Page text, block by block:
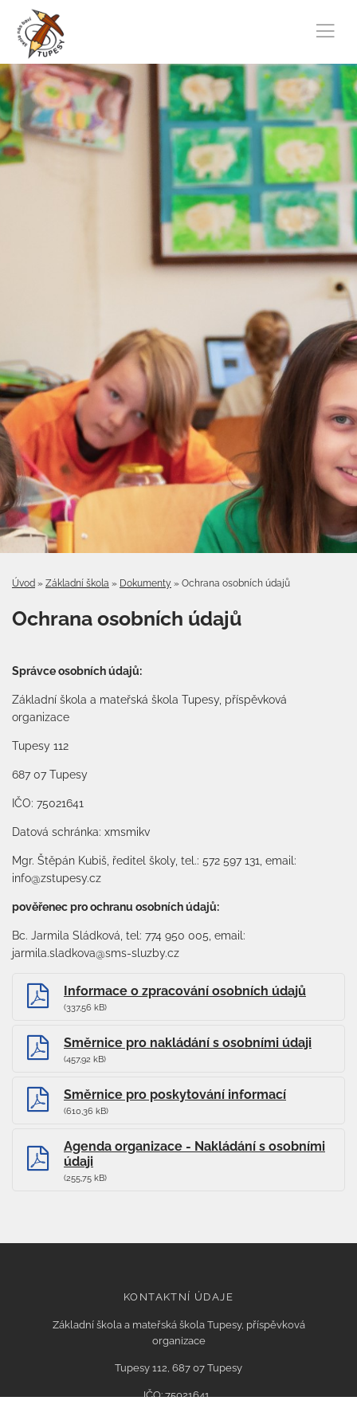
Úvod » Základní škola » Dokumenty » Ochrana osobních údajů
Ochrana osobních údajů
Správce osobních údajů:
Základní škola a mateřská škola Tupesy, příspěvková
organizace
Tupesy 112
687 07 Tupesy
IČO: 75021641
Datová schránka: xmsmikv
Mgr. Štěpán Kubiš, ředitel školy, tel.: 572 597 131, email:
info@zstupesy.cz
pověřenec pro ochranu osobních údajů:
Bc. Jarmila Sládková, tel: 774 950 005, email:
jarmila.sladkova@sms-sluzby.cz
Informace o zpracování osobních údajů
(337,56 kB)
Směrnice pro nakládání s osobními údaji
(457,92 kB)
Směrnice pro poskytování informací
(610,36 kB)
Agenda organizace - Nakládání s osobními
údaji
(255,75 kB)
KONTAKTNÍ ÚDAJE
Základní škola a mateřská škola Tupesy, příspěvková
organizace
Tupesy 112, 687 07 Tupesy
IČO: 75021641,